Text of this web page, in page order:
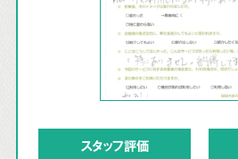
スタッフ評価